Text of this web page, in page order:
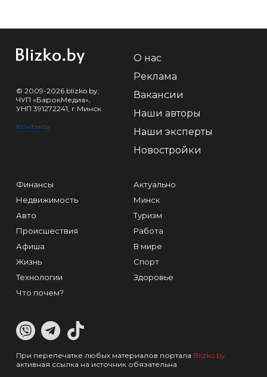
© 2009-2026 blizko.by,
ЧУП «БарокМедиа»,
УНП 391272241, г.Минск
Контакты
О нас
Реклама
Вакансии
Наши авторы
Наши эксперты
Новостройки
Финансы
Недвижимость
Авто
Происшествия
Афиша
Жизнь
Технологии
Что почем?
Актуально
Минск
Туризм
Работа
В мире
Спорт
Здоровье
При перепечатке любых материалов портала Blizko.by
активная ссылка на источник обязательна